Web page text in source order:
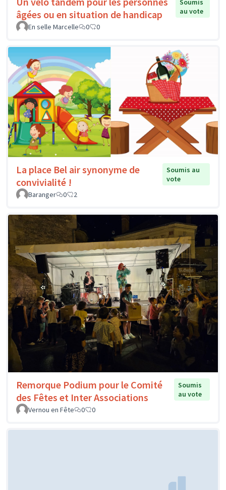
âgées ou en situation de handicap
Soumis
au vote
En selle Marcelle
0 0
La place Bel air synonyme de
convivialité !
Soumis au
vote
Baranger
0 2
Remorque Podium pour le Comité
des Fêtes et Inter Associations
Soumis
au vote
Vernou en Fête
0 0